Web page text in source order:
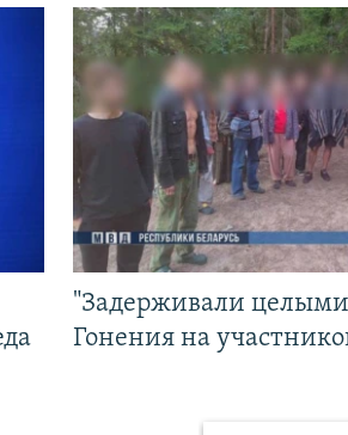
"Задерживали
Гонения на